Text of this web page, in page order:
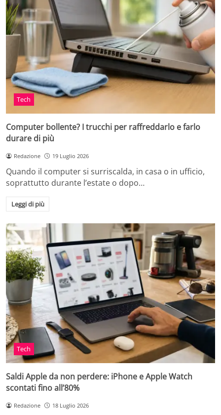
Tech
Computer bollente? I trucchi per raffreddarlo e farlo
durare di più
Redazione 19 Luglio 2026
Quando il computer si surriscalda, in casa o in ufficio,
soprattutto durante l’estate o dopo…
Leggi di più
Tech
Saldi Apple da non perdere: iPhone e Apple Watch
scontati fino all’80%
Redazione 18 Luglio 2026